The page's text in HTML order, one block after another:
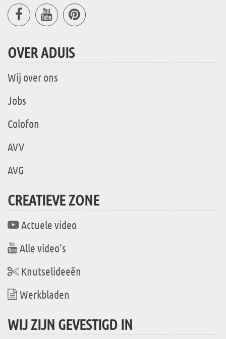
OVER ADUIS
Wij over ons
Jobs
Colofon
AVV
AVG
CREATIEVE ZONE
Actuele video
Alle video's
Knutselideeën
Werkbladen
WIJ ZIJN GEVESTIGD IN